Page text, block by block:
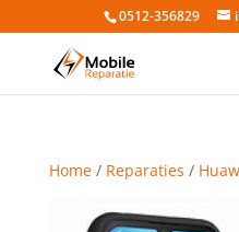
0512-356829
Home/ Reparaties /